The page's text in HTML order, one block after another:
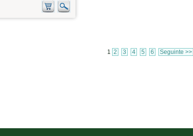
1 2 3 4 5 6 Seguinte >>